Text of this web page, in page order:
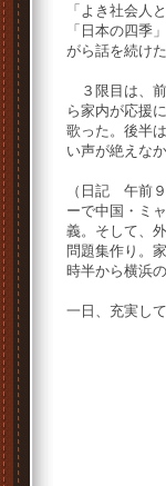
「よき社会人
「日本の四季
がら話を続けた
３限目は、
ら家内が応援
歌った。後半
い声が絶えな
（日記 午前
ーで中国・ミ
義。そして、
問題集作り。
時半から横浜
一日、充実し